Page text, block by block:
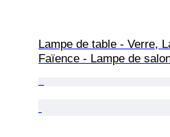
Lampe de table - Verre,
Faïence - Lampe de